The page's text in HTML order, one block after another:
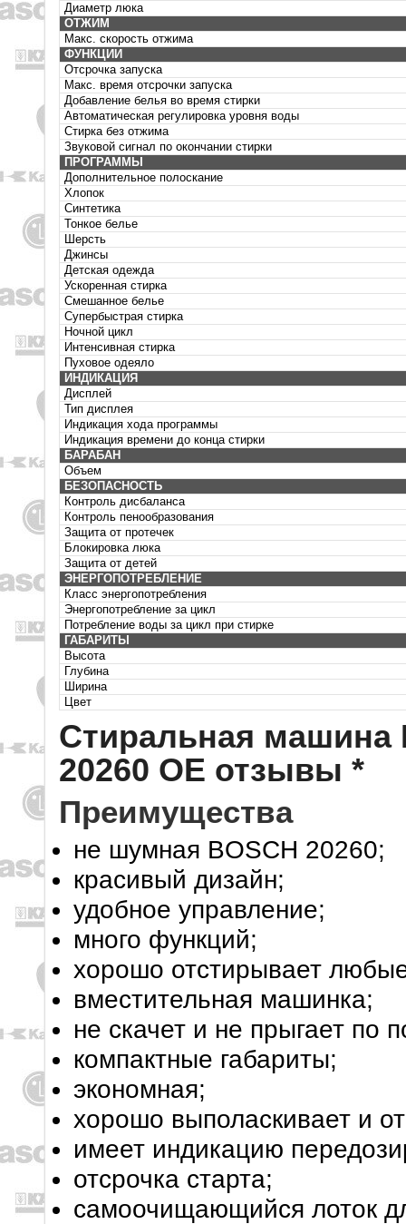
Диаметр люка
ОТЖИМ
Макс. скорость отжима
ФУНКЦИИ
Отсрочка запуска
Макс. время отсрочки запуска
Добавление белья во время стирки
Автоматическая регулировка уровня воды
Стирка без отжима
Звуковой сигнал по окончании стирки
ПРОГРАММЫ
Дополнительное полоскание
Хлопок
Синтетика
Тонкое белье
Шерсть
Джинсы
Детская одежда
Ускоренная стирка
Смешанное белье
Супербыстрая стирка
Ночной цикл
Интенсивная стирка
Пуховое одеяло
ИНДИКАЦИЯ
Дисплей
Тип дисплея
Индикация хода программы
Индикация времени до конца стирки
БАРАБАН
Объем
БЕЗОПАСНОСТЬ
Контроль дисбаланса
Контроль пенообразования
Защита от протечек
Блокировка люка
Защита от детей
ЭНЕРГОПОТРЕБЛЕНИЕ
Класс энергопотребления
Энергопотребление за цикл
Потребление воды за цикл при стирке
ГАБАРИТЫ
Высота
Глубина
Ширина
Цвет
Стиральная машина
20260 OE отзывы *
Преимущества
не шумная BOSCH 20260;
красивый дизайн;
удобное управление;
много функций;
хорошо отстирывает
вместительная машинка;
не скачет и не прыгает по
компактные габариты;
экономная;
хорошо выполаскивает и
имеет индикацию
отсрочка старта;
самоочищающийся лоток